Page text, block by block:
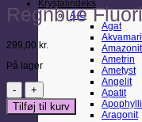
Krystalindeks
A-C
Agat
Amazonit
Ametrin
Ametyst
Angelit
Apatit
Aragonit
Regnbue
299,00 kr.
På lager
Regnbue
Fluorit
Tårn
Tilføj til kurv